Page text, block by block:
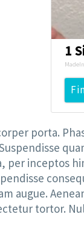
1
porta.
inceptos
augue.
tortor.